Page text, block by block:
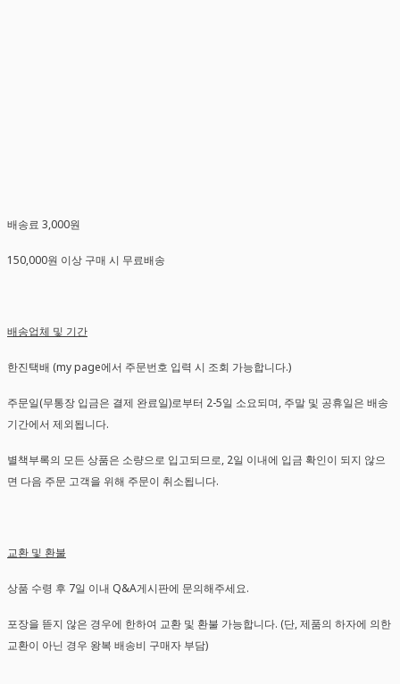
배송료 3,000원
150,000원 이상 구매 시 무료배송
배송업체 및 기간
한진택배 (my page에서 주문번호 입력 시 조회 가능합니다.)
주문일(무통장 입금은 결제 완료일)로부터 2-5일 소요되며, 주말 및 공휴일은 배송
기간에서 제외됩니다.
별책부록의 모든 상품은 소량으로 입고되므로, 2일 이내에 입금 확인이 되지 않으
면 다음 주문 고객을 위해 주문이 취소됩니다.
교환 및 환불
상품 수령 후 7일 이내 Q&A게시판에 문의해주세요.
포장을 뜯지 않은 경우에 한하여 교환 및 환불 가능합니다. (단, 제품의 하자에 의한
교환이 아닌 경우 왕복 배송비 구매자 부담)